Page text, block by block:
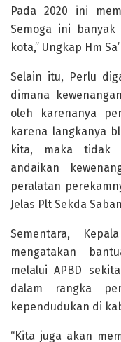
Pada 2020 ini
Semoga ini
kota,” Ungkap Hm
Selain itu, Perlu
dimana
oleh karenanya
karena langkanya
kita, maka tidak
andaikan
peralatan
Jelas Plt Sekda
Sementara,
mengatakan
melalui APBD
dalam rangka
kependudukan di
“Kita juga akan